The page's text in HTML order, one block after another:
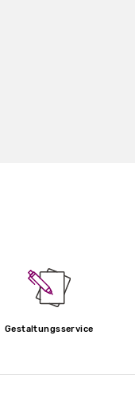
Gestaltungsservice